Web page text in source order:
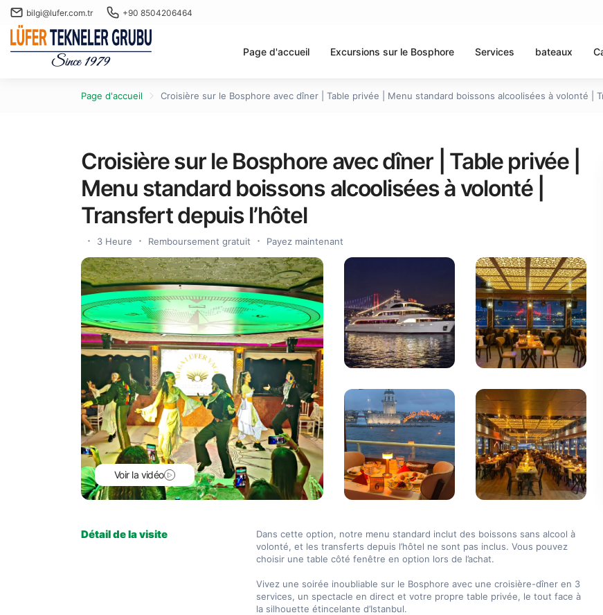
bilgi@lufer.com.tr +90 8504206464
Page d'accueil Excursions sur le Bosphore Services bateaux
Page d'accueil Croisière sur le Bosphore avec dîner | Table privée | Menu standard boissons alcoolisées à volonté |
Croisière sur le Bosphore avec dîner | Table privée |
Menu standard boissons alcoolisées à volonté |
Transfert depuis l’hôtel
3 Heure Remboursement gratuit Payez maintenant
Voir la vidéo
Détail de la visite
Dans cette option, notre menu standard inclut des boissons sans alcool à
volonté, et les transferts depuis l’hôtel ne sont pas inclus. Vous pouvez
choisir une table côté fenêtre en option lors de l’achat.
Vivez une soirée inoubliable sur le Bosphore avec une croisière-dîner en 3
services, un spectacle en direct et votre propre table privée, le tout face à
la silhouette étincelante d’Istanbul.